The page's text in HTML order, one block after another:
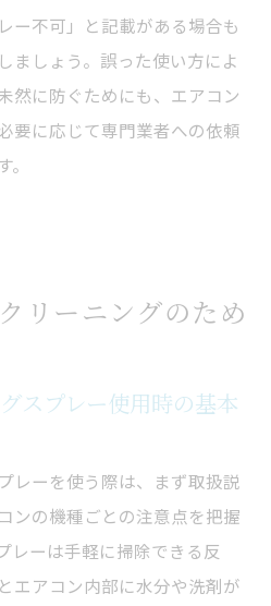
ー不可」と記載がある場合も
ましょう。誤った使い方によ
然に防ぐためにも、エアコン
要に応じて専門業者への依頼
リーニングのため
スプレー使用時の基本
レーを使う際は、まず取扱説
ンの機種ごとの注意点を把握
レーは手軽に掃除できる反
エアコン内部に水分や洗剤が